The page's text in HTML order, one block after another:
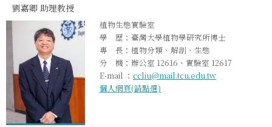
劉嘉卿 助理教授
植物生態實驗室
學 歷：臺灣大學植物學研究所博士
專 長：植物分類、解剖、生態
分 機：辦公室 12616、實驗室 12617
E-mail ： ccliu@mail.tcu.edu.tw
個人網頁(請點選)